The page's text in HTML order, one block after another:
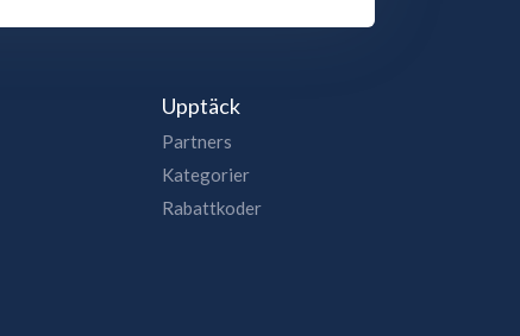
Upptäck
Partners
Kategorier
Rabattkoder